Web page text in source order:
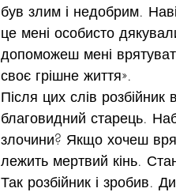
був злим і недобрим.
це мені особисто
допоможеш мені
своє грішне життя».
Після цих слів
благовидний старець.
злочини? Якщо хочеш
лежить мертвий кінь.
Так розбійник і зробив.